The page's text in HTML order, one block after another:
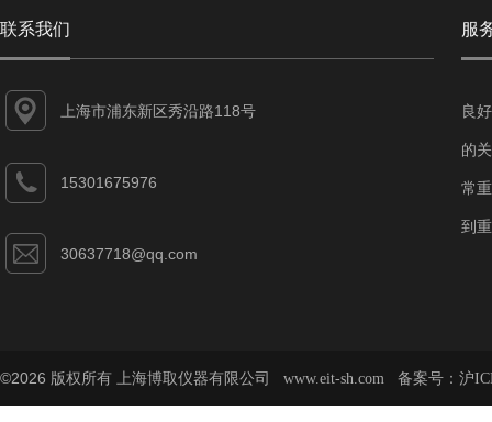
联系我们
上海市浦东新区秀沿路118号
15301675976
30637718@qq.com
服
良
的
常
到
©2026 版权所有 上海博取仪器有限公司 www.eit-sh.com 备案号： 沪